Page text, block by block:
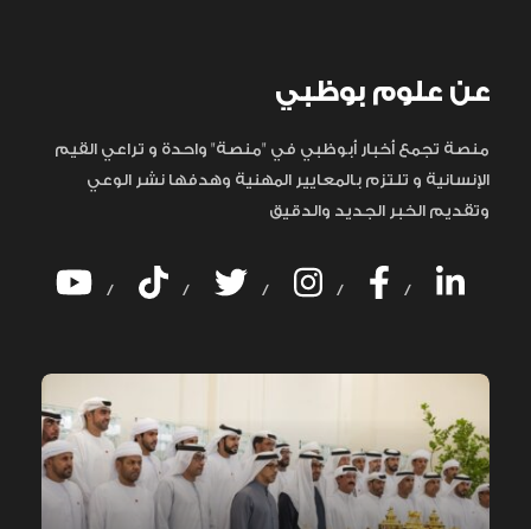
عن علوم بوظبي
منصة تجمع أخبار أبوظبي في "منصة" واحدة و تراعي القيم
الإنسانية و تلتزم بالمعايير المهنية وهدفها نشر الوعي
وتقديم الخبر الجديد والدقيق
/ / / / /